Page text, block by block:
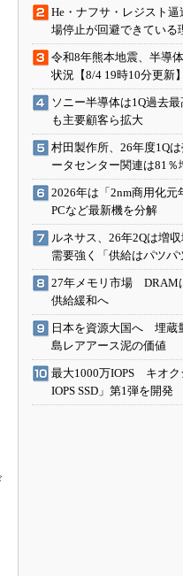
He・ナフサ・レジスト
場停止が回避できている
令和8年熊本地震、半導
状況【8/4 19時10分更新】
ソニー半導体は1Q過去
も主要顧客ら拡大
村田製作所、26年度1Q
ータセンター関連は81％
2026年は「2nm商用化元
PCなど最新機を分解
ルネサス、26年2Qは増
需要強く「供給はパツパ
27年メモリ市場 DRAM
供給緩和へ
日本を資源大国へ 埋蔵
島レアアース泥の価値
最大1000万IOPS キオク
IOPS SSD」第1弾を開発